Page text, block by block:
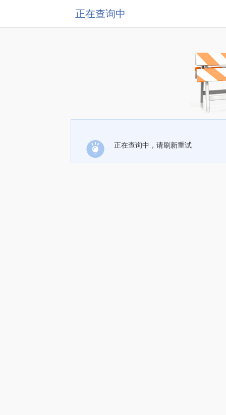
正在查询中
正在查询中，请刷新重试